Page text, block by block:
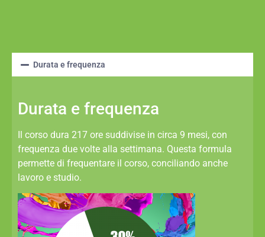
Durata e frequenza
Durata e frequenza
Il corso dura 217 ore suddivise in circa 9 mesi, con
frequenza due volte alla settimana. Questa formula
permette di frequentare il corso, conciliando anche
lavoro e studio.